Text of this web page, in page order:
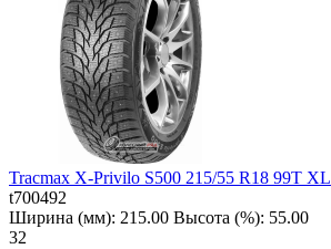
Tracmax X-Privilo S500 215/55 R18 99T XL
t700492
Ширина (мм): 215.00 Высота (%): 55.00
32